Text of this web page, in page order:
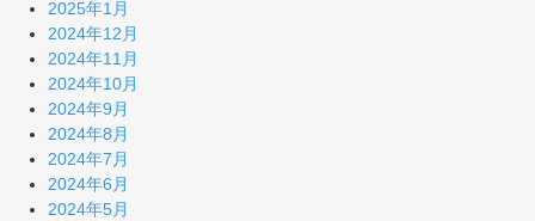
2025年1月
2024年12月
2024年11月
2024年10月
2024年9月
2024年8月
2024年7月
2024年6月
2024年5月